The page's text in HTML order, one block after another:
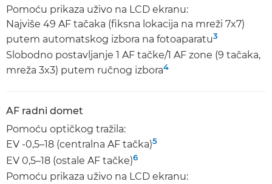
Pomoću prikaza uživo na LCD ekranu:
Najviše 49 AF tačaka (fiksna lokacija na mreži 7x7)
putem automatskog izbora na fotoaparatu3
Slobodno postavljanje 1 AF tačke/1 AF zone (9 tačaka,
mreža 3x3) putem ručnog izbora4
AF radni domet
Pomoću optičkog tražila:
EV -0,5–18 (centralna AF tačka)5
EV 0,5–18 (ostale AF tačke)6
Pomoću prikaza uživo na LCD ekranu: